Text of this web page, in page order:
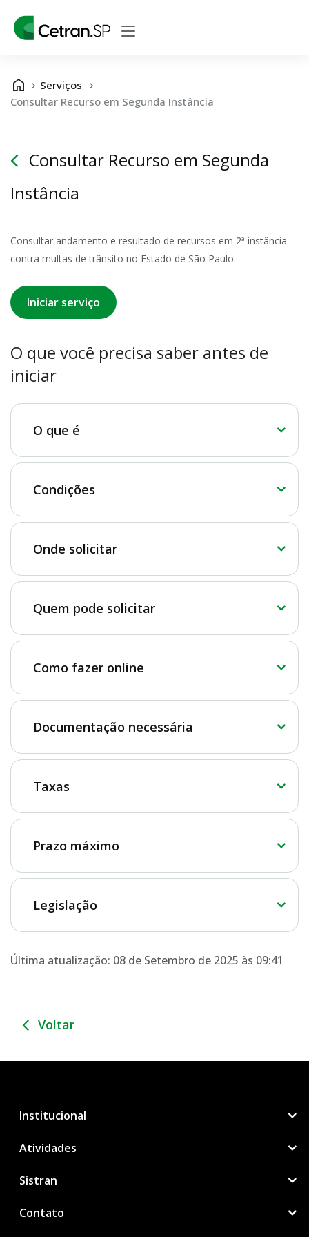
Serviços
Consultar Recurso em Segunda Instância
Consultar Recurso em Segunda
Instância
Consultar andamento e resultado de recursos em 2ª instância
contra multas de trânsito no Estado de São Paulo.
Iniciar serviço
O que você precisa saber antes de
iniciar
O que é
Condições
Onde solicitar
Quem pode solicitar
Como fazer online
Documentação necessária
Taxas
Prazo máximo
Legislação
Última atualização: 08 de Setembro de 2025 às 09:41
Voltar
Institucional
Atividades
Sistran
Contato